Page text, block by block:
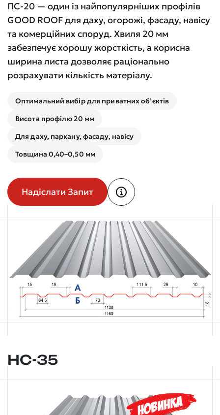
ПС-20 — один із найпопулярніших профілів
GOOD ROOF для даху, огорожі, фасаду, навісу
та комерційних споруд. Хвиля 20 мм
забезпечує хорошу жорсткість, а корисна
ширина листа дозволяє раціонально
розрахувати кількість матеріалу.
Оптимальний вибір для приватних об’єктів
Висота профілю 20 мм
Для даху, паркану, фасаду, навісу
Товщина 0,40–0,50 мм
Надіслати Запит
НС-35